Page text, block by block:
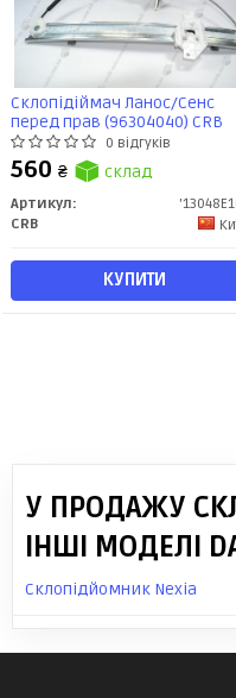
Склопідіймач Ланос/Сенс
перед прав (96304040) CRB
0 відгуків
560 ₴ склад
Артикул:
CRB
КУПИТИ
У ПРОДАЖУ
ІНШІ МОДЕЛІ
Склопідйомник Nexia